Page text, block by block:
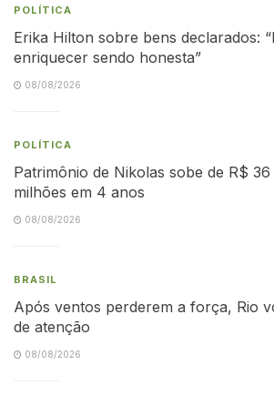
POLÍTICA
Erika Hilton sobre bens declarados:
enriquecer sendo honesta”
08/08/2026
POLÍTICA
Patrimônio de Nikolas sobe de R$
milhões em 4 anos
08/08/2026
BRASIL
Após ventos perderem a força, Rio
de atenção
08/08/2026